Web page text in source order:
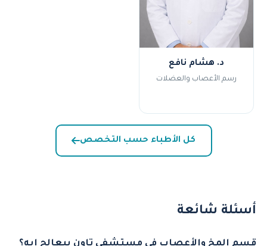
د. هشام نافع
رسم الأعصاب والعضلات
كل الأطباء حسب التخصص
أسئلة شائعة
قسم المخ والأعصاب في مستشفى تاون بيعالج إيه؟